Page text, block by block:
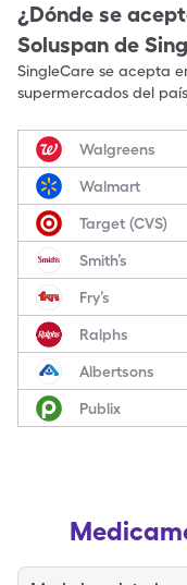
¿Dónde se
Soluspan de
SingleCare se acepta
supermercados del
Walgreens
Walmart
Target (CVS)
Smith’s
Fry’s
Ralphs
Albertsons
Publix